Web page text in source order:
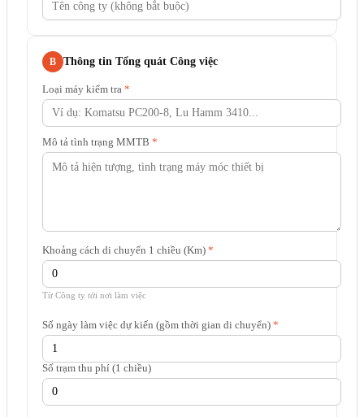
B Thông tin Tổng quát Công việc
Loại máy kiểm tra *
Mô tả tình trạng MMTB *
Khoảng cách di chuyển 1 chiều (Km) *
Từ Công ty tới nơi làm việc
Số ngày làm việc dự kiến (gồm thời gian di chuyển) *
Số trạm thu phí (1 chiều)